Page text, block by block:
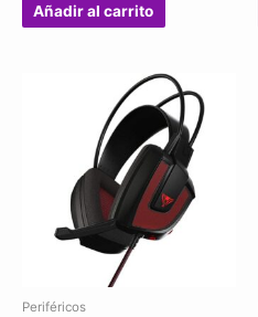
Añadir al carrito
Periféricos